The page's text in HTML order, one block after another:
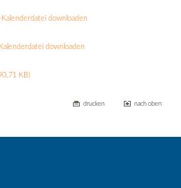
downloaden
downloaden
KB)
drucken nach oben